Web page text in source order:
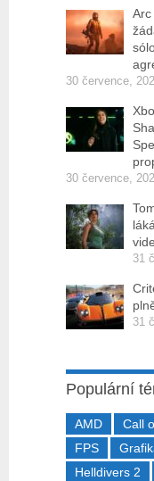
30 července,
30 července,
31
31
Populární
AMD Call
FPS
Helldivers 2